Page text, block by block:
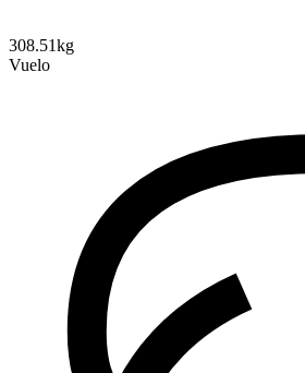
308.51kg
Vuelo